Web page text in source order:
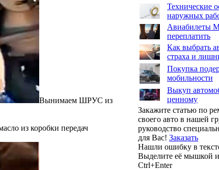
Вынимаем ШРУС из
из коробки передач
Технические
наружных
Авиабилеты
переплатить
Как выбрать
страха и
Покупка
мобильности
Выкуп
ценному
Закажите статью по
своего авто в нашей
руководство
для Вас! Заказать
Нашли ошибку в
Выделите её мышкой
Ctrl+Enter